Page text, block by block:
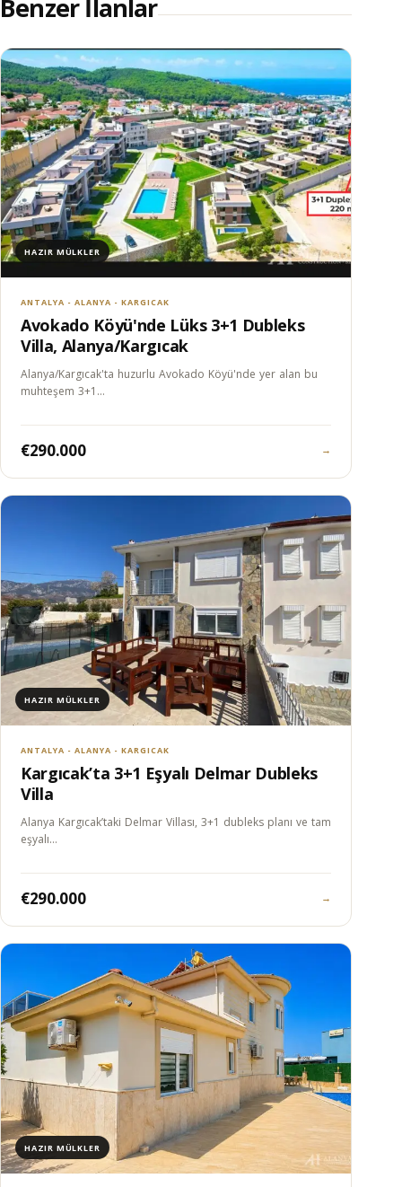
Benzer İlanlar
HAZIR MÜLKLER
ANTALYA - ALANYA - KARGICAK
Avokado Köyü'nde Lüks 3+1 Dubleks
Villa, Alanya/Kargıcak
Alanya/Kargıcak'ta huzurlu Avokado Köyü'nde yer alan bu
muhteşem 3+1…
€290.000 →
HAZIR MÜLKLER
ANTALYA - ALANYA - KARGICAK
Kargıcak’ta 3+1 Eşyalı Delmar Dubleks
Villa
Alanya Kargıcak’taki Delmar Villası, 3+1 dubleks planı ve tam
eşyalı…
€290.000 →
HAZIR MÜLKLER